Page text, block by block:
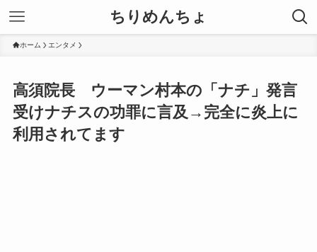
ちりめんちょ
ホーム エンタメ
高須院長 ウーマン村本の「ナチ」発言
受けナチスの功罪に言及→完全に炎上に
利用されてます